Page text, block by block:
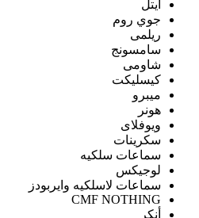
ايتل
جوي روم
ريلمى
سامسونج
شاومى
كيسليكت
ميبرو
هونر
ويوفلاى
سكرينات
سماعات سلكيه
لوجيكس
سماعات لاسلكيه وايربودز
CMF NOTHING
أنكر